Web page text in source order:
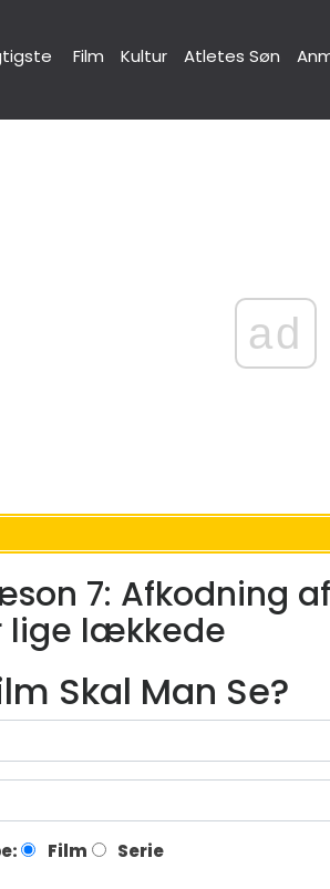
Film Kultur Atletes Søn
ad
7: Afkodning
lige lækkede
Skal Man Se?
Film Serie